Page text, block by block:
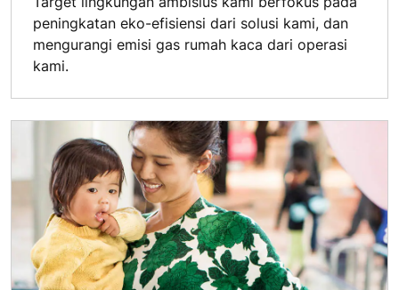
peningkatan eko-efisiensi dari solusi kami, dan
mengurangi emisi gas rumah kaca dari operasi
kami.